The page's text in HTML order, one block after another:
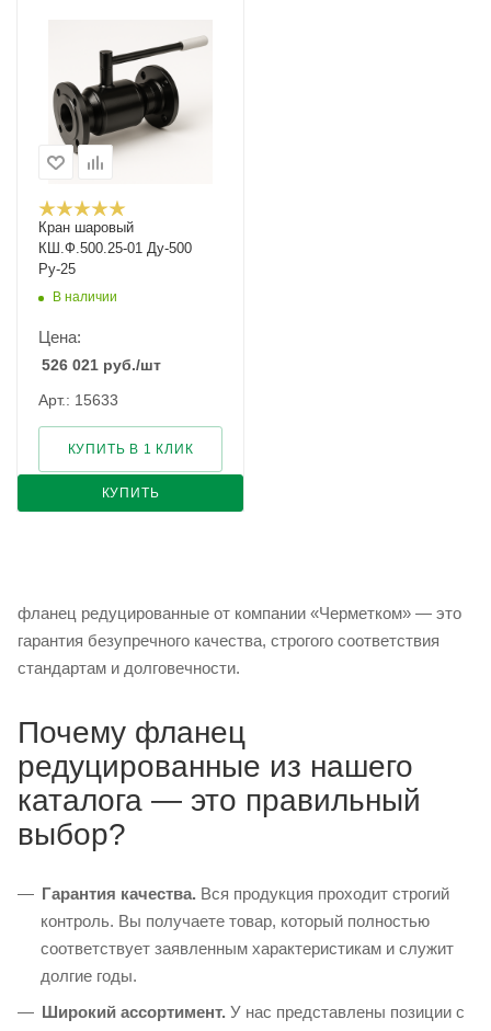
Кран шаровый
КШ.Ф.500.25-01 Ду-500
Ру-25
В наличии
Цена:
526 021 руб./шт
Арт.: 15633
КУПИТЬ
КУПИТЬ В 1 КЛИК
фланец редуцированные от компании «Черметком» — это
гарантия безупречного качества, строгого соответствия
стандартам и долговечности.
Почему фланец
редуцированные из нашего
каталога — это правильный
выбор?
Гарантия качества. Вся продукция проходит строгий
контроль. Вы получаете товар, который полностью
соответствует заявленным характеристикам и служит
долгие годы.
Широкий ассортимент. У нас представлены позиции с